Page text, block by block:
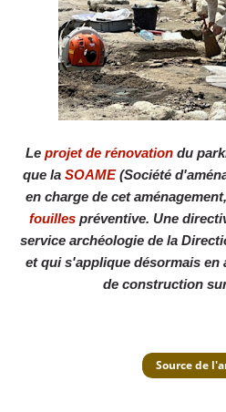
Le projet de rénovationdu
que la SOAME(Société
en charge de cet
fouilles préventive. Une
service archéologie de la
et qui s'applique désormais en
de construction